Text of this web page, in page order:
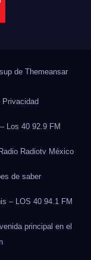
de Themeansar
Los 40 92.9 FM
Radiotv México
de saber
– LOS 40 94.1 FM
principal en el